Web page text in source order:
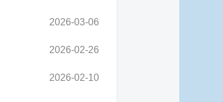
2026-03-06
2026-02-26
2026-02-10